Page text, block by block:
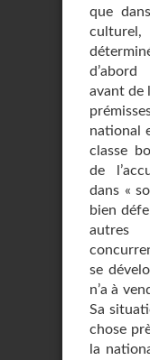
que
avant de
national
classe
de
dans «
bien
autres
se
n’a à
Sa
chose
la